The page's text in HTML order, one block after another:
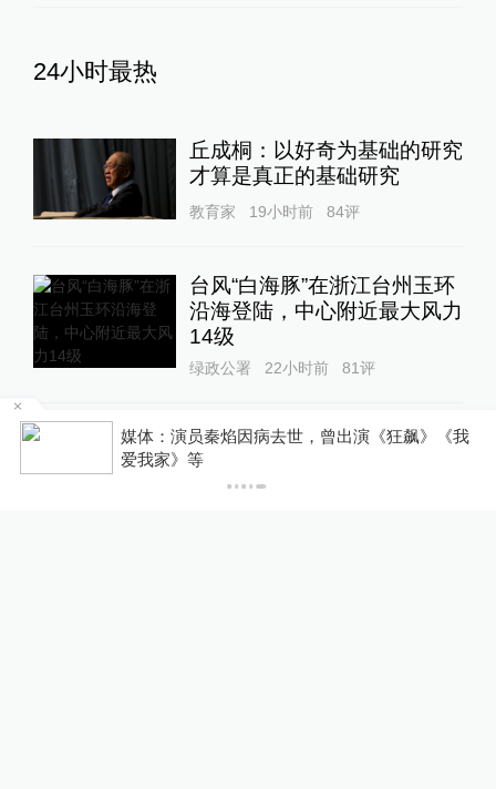
24小时最热
丘成桐：以好奇为基础的研究
才算是真正的基础研究
教育家 19小时前 84评
台风“白海豚”在浙江台州玉环
沿海登陆，中心附近最大风力
14级
绿政公署 22小时前 81评
良田被毁、污水入河，央视曝
光多地乡村排污乱象
媒体：演员秦焰因病去世，曾出演《狂飙》《我
爱我家》等